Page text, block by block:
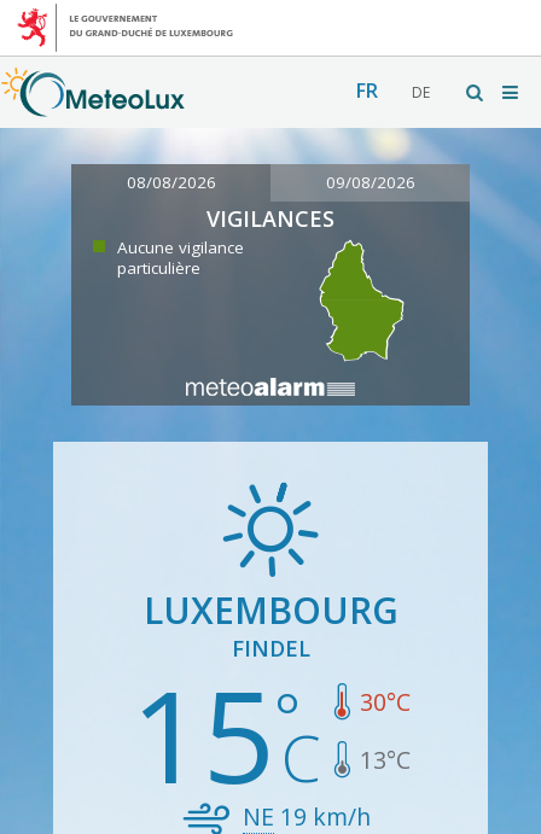
FR DE
08/08/2026 09/08/2026
VIGILANCES
Aucune vigilance
particulière
LUXEMBOURG
FINDEL
15 30°C
13°C
NE 19 km/h